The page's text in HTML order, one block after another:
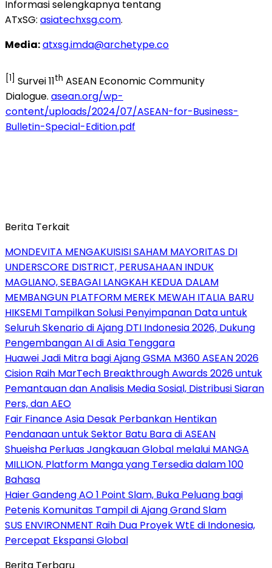
Informasi selengkapnya tentang
ATxSG: asiatechxsg.com.
Media:atxsg.imda@archetype.co
[1] Survei 11th ASEAN Economic Community
Dialogue. asean.org/wp-
content/uploads/2024/07/ASEAN-for-Business-
Bulletin-Special-Edition.pdf
Berita Terkait
MONDEVITA MENGAKUISISI SAHAM MAYORITAS DI
UNDERSCORE DISTRICT, PERUSAHAAN INDUK
MAGLIANO, SEBAGAI LANGKAH KEDUA DALAM
MEMBANGUN PLATFORM MEREK MEWAH ITALIA BARU
HIKSEMI Tampilkan Solusi Penyimpanan Data untuk
Seluruh Skenario di Ajang DTI Indonesia 2026, Dukung
Pengembangan AI di Asia Tenggara
Huawei Jadi Mitra bagi Ajang GSMA M360 ASEAN 2026
Cision Raih MarTech Breakthrough Awards 2026 untuk
Pemantauan dan Analisis Media Sosial, Distribusi Siaran
Pers, dan AEO
Fair Finance Asia Desak Perbankan Hentikan
Pendanaan untuk Sektor Batu Bara di ASEAN
Shueisha Perluas Jangkauan Global melalui MANGA
MILLION, Platform Manga yang Tersedia dalam 100
Bahasa
Haier Gandeng AO 1 Point Slam, Buka Peluang bagi
Petenis Komunitas Tampil di Ajang Grand Slam
SUS ENVIRONMENT Raih Dua Proyek WtE di Indonesia,
Percepat Ekspansi Global
Berita Terbaru